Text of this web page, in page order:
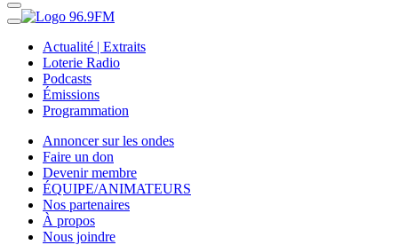
Actualité | Extraits
Loterie Radio
Podcasts
Émissions
Programmation
Annoncer sur les ondes
Faire un don
Devenir membre
ÉQUIPE/ANIMATEURS
Nos partenaires
À propos
Nous joindre